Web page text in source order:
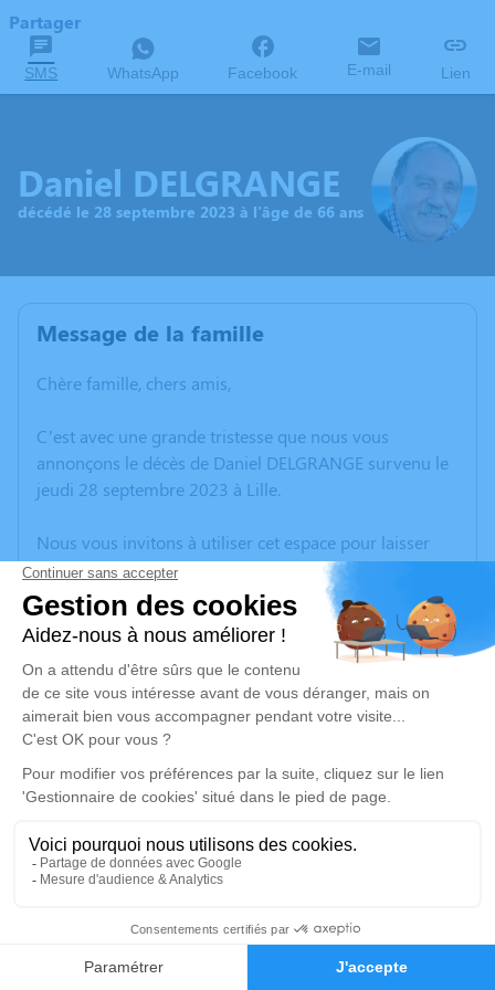
Faire-part Hommages
Partager
SMS WhatsApp Facebook E-mail Lien
Daniel DELGRANGE
décédé le 28 septembre 2023 à l'âge de 66 ans
Message de la famille
Chère famille, chers amis,
C’est avec une grande tristesse que nous vous
annonçons le décès de Daniel DELGRANGE survenu le
jeudi 28 septembre 2023 à Lille.
Nous vous invitons à utiliser cet espace pour laisser
vos condoléances, partager des photos souvenirs, une
anecdote ou exprimer vos pensées à travers des
poèmes ou des textes. Cet endroit est un lieu
d'expression dédié à honorer la mémoire de Daniel
DELGRANGE.
Un service de plantation d’arbre hommage est
disponible ici.
Je rends hommage
Cérémonie religieuse
Église Sainte Thérèse de l'Enfant Jésus de
Wattrelos